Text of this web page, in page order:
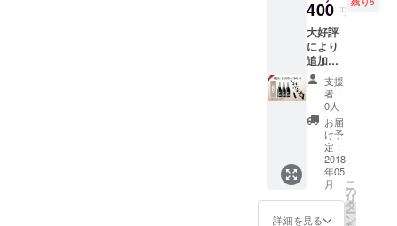
ル桐
箱・紙
袋をお
付けす
る予定
です。
400 円
大好評
により
追加数
量を確
保しま
した！
たくさ
ん飲み
たい方
へ、ま
とめ買
いセッ
ト！ 純
米大吟
支援
者：
0人
お届
け予
定：
2018
年05
月
詳細を見る
こ
の
リ
タ
ー
ン